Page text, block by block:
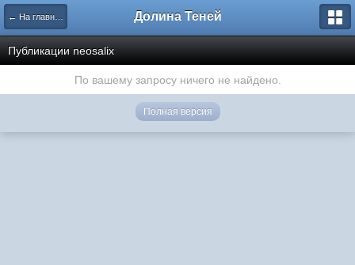
← На главную Долина Теней
Публикации neosalix
По вашему запросу ничего не найдено.
Полная версия